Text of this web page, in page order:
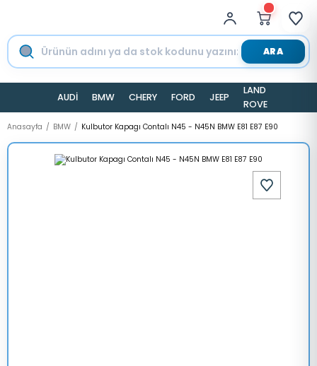
ARA
AUDİ BMW CHERY FORD JEEP
LAND
ROVER
Anasayfa BMW Kulbutor Kapagı Contalı N45 - N45N BMW E81 E87 E90